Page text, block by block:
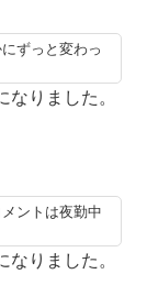
ずっと変わっ
りました。
ントは夜勤中
りました。